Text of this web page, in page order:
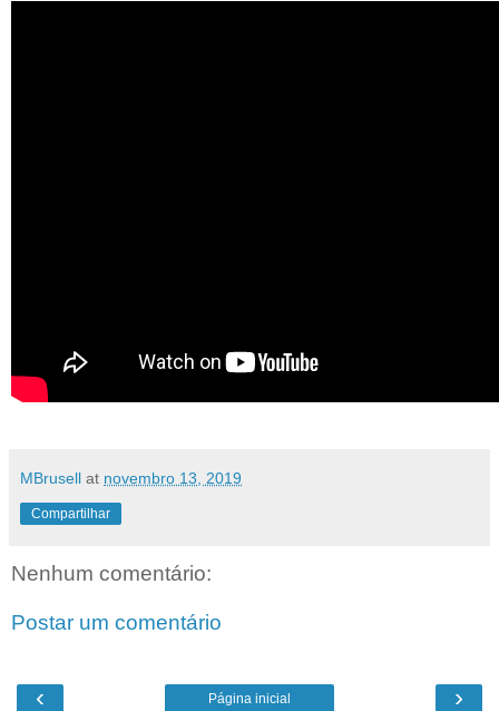
MBrusell at novembro 13, 2019
Compartilhar
Nenhum comentário:
Postar um comentário
‹ ›
Página inicial